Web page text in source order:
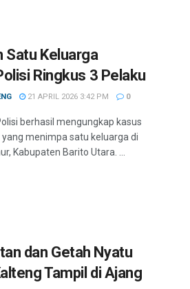
Satu Keluarga
Ringkus 3 Pelaku
21 APRIL 2026 3:42 PM 0
berhasil mengungkap kasus
menimpa satu keluarga di
Kabupaten Barito Utara. ...
dan Getah Nyatu
Tampil di Ajang